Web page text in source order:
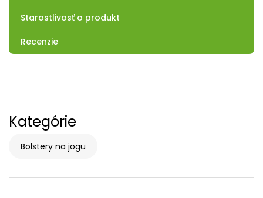
Starostlivosť o produkt
Recenzie
Kategórie
Bolstery na jogu